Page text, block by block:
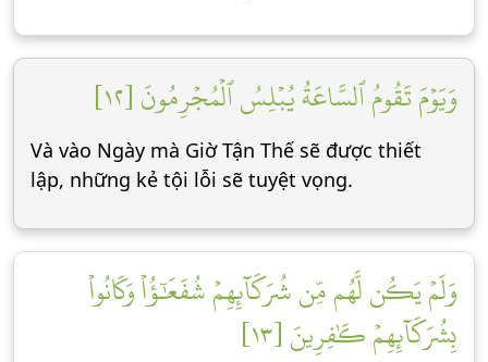
وَيَوۡمَ تَقُومُ ٱلسَّاعَةُ يُبۡلِسُ ٱلۡمُجۡرِمُونَ [١٢]
Và vào Ngày mà Giờ Tận Thế sẽ được thiết
lập, những kẻ tội lỗi sẽ tuyệt vọng.
وَلَمۡ يَكُن لَّهُم مِّن شُرَكَآئِهِمۡ شُفَعَٰٓؤُاْ وَكَانُواْ
بِشُرَكَآئِهِمۡ كَٰفِرِينَ [١٣]